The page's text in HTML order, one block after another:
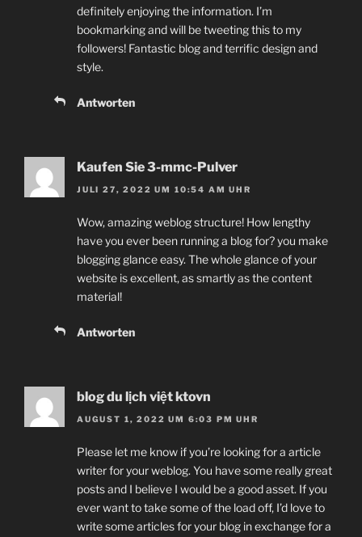
definitely enjoying the information. I’m
bookmarking and will be tweeting this to my
followers! Fantastic blog and terrific design and
style.
Antworten
Kaufen Sie 3-mmc-Pulver
JULI 27, 2022 UM 10:54 AM UHR
Wow, amazing weblog structure! How lengthy
have you ever been running a blog for? you make
blogging glance easy. The whole glance of your
website is excellent, as smartly as the content
material!
Antworten
blog du lịch việt ktovn
AUGUST 1, 2022 UM 6:03 PM UHR
Please let me know if you’re looking for a article
writer for your weblog. You have some really great
posts and I believe I would be a good asset. If you
ever want to take some of the load off, I’d love to
write some articles for your blog in exchange for a